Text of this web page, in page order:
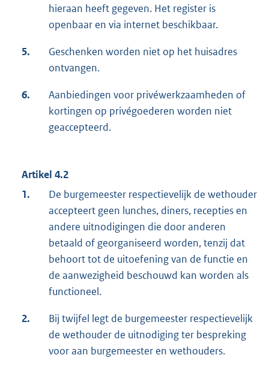
hieraan heeft gegeven. Het register is
openbaar en via internet beschikbaar.
5.
Geschenken worden niet op het huisadres
ontvangen.
6.
Aanbiedingen voor privéwerkzaamheden of
kortingen op privégoederen worden niet
geaccepteerd.
Artikel 4.2
1.
De burgemeester respectievelijk de wethouder
accepteert geen lunches, diners, recepties en
andere uitnodigingen die door anderen
betaald of georganiseerd worden, tenzij dat
behoort tot de uitoefening van de functie en
de aanwezigheid beschouwd kan worden als
functioneel.
2.
Bij twijfel legt de burgemeester respectievelijk
de wethouder de uitnodiging ter bespreking
voor aan burgemeester en wethouders.